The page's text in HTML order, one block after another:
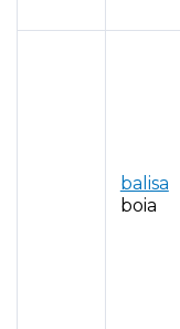
balisa
boia